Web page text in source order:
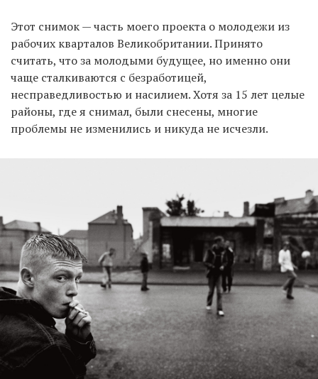
Этот снимок — часть моего проекта о молодежи из
рабочих кварталов Великобритании. Принято
считать, что за молодыми будущее, но именно они
чаще сталкиваются с безработицей,
несправедливостью и насилием. Хотя за 15 лет целые
районы, где я снимал, были снесены, многие
проблемы не изменились и никуда не исчезли.